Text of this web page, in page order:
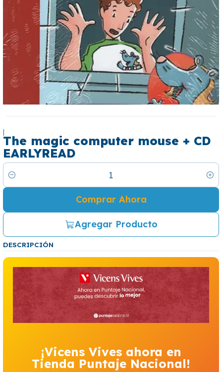
|
The magic computer mouse + CD
EARLYREAD
Cantidad
Agregar Producto
Comprar Ahora
DESCRIPCIÓN
¡Vicens Vives ahora en
Tienda Puntaje Nacional!